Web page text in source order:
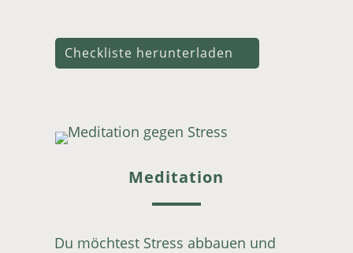
Checkliste herunterladen
Meditation
Du möchtest Stress abbauen und